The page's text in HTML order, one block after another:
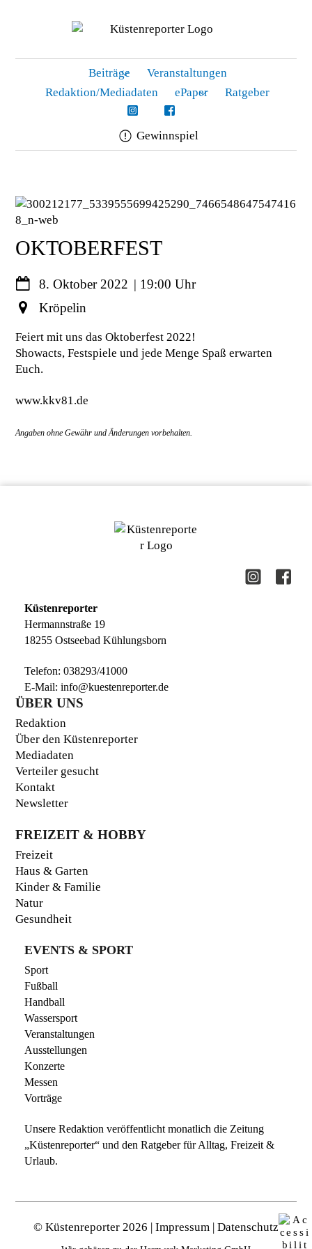
Beiträge
Veranstaltungen
Redaktion/Mediadaten
ePaper Ratgeber
Gewinnspiel
content
OKTOBERFEST
8. Oktober 2022
19:00
Kröpelin
Feiert mit uns das Oktoberfest 2022!
Showacts, Festspiele und jede Menge Spaß erwarten
Euch.
www.kkv81.de
Küstenreporter
Hermannstraße 19
18255 Ostseebad Kühlungsborn
Telefon:038293/41000
E-Mail:info@kuestenreporter.de
ÜBER UNS
Redaktion
Über den Küstenreporter
Mediadaten
Verteiler gesucht
Kontakt
Newsletter
FREIZEIT & HOBBY
Freizeit
Haus & Garten
Kinder & Familie
Natur
Gesundheit
EVENTS & SPORT
Sport
Fußball
Handball
Wassersport
Veranstaltungen
Ausstellungen
Konzerte
Messen
Vorträge
Unsere Redaktion veröffentlicht monatlich die Zeitung
„Küstenreporter“ und denRatgeber für Alltag, Freizeit &
Urlaub.
© Küstenreporter 2026 | Impressum | Datenschutz